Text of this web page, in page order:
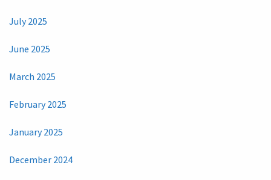
July 2025
June 2025
March 2025
February 2025
January 2025
December 2024